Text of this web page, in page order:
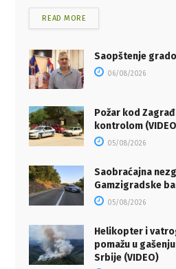
READ MORE
Saopštenje
06/08/2026
Požar kod
kontrolom
05/08/2026
Saobraćajna
Gamzigradske
05/08/2026
Helikopter i
pomažu u
Srbije (VIDEO)